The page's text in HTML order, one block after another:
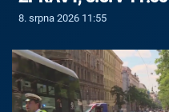
8. srpna 2026 11:55